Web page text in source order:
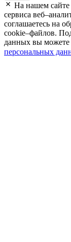
На нашем сайте
сервиса
соглашаетесь на
cookie–файлов.
данных вы можете
персональных